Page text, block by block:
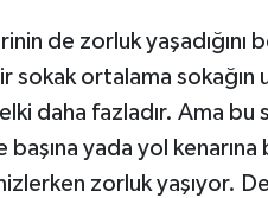
de zorluk
sokak ortalama
daha fazladır. Ama
yada yol kenarına
zorluk yaşıyor.